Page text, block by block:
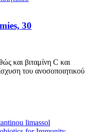
30
και βιταμίνη C και
του ανοσοποιητικού